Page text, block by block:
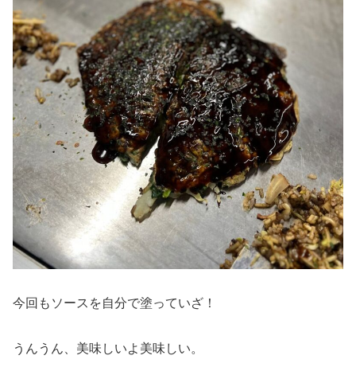
今回もソースを自分で塗っていざ！
うんうん、美味しいよ美味しい。